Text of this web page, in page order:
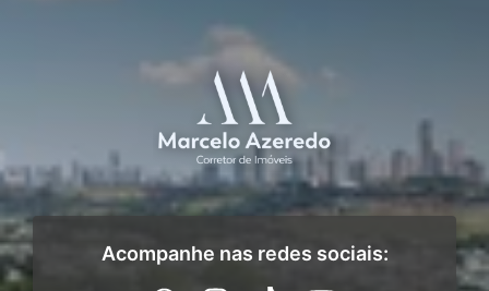
Acompanhe nas redes sociais: